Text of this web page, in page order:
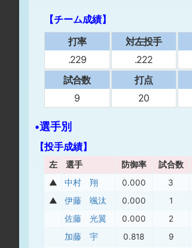
【チーム成績】
打率
.229
対左投手
.222
試合数
9
打点
20
•選手別
【投手成績】
左 選手 防御率 試合数
▲
中村 翔 0.000 3
▲
伊藤 颯汰 0.000 1
佐藤 光翼
0.000 2
加藤 宇
0.818 9